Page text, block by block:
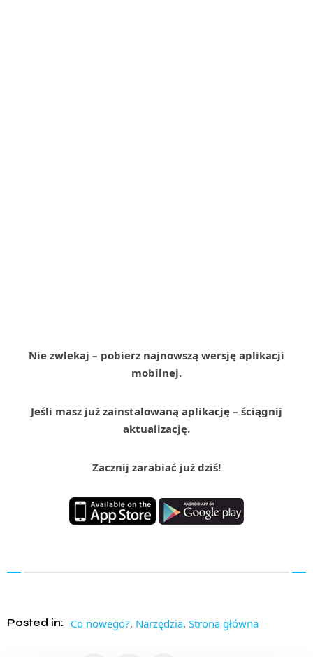
Nie zwlekaj – pobierz najnowszą wersję aplikacji
mobilnej.
Jeśli masz już zainstalowaną aplikację – ściągnij
aktualizację.
Zacznij zarabiać już dziś!
Posted in: Co nowego?, Narzędzia, Strona główna